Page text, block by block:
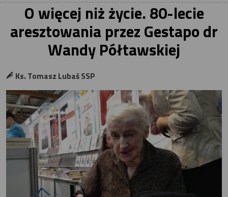
O więcej niż życie. 80-lecie
aresztowania przez Gestapo dr
Wandy Półtawskiej
Ks. Tomasz Lubaś SSP